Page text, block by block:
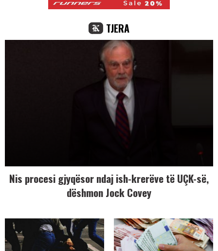
TJERA
Nis procesi gjyqësor ndaj ish-krerëve të UÇK-së,
dëshmon Jock Covey